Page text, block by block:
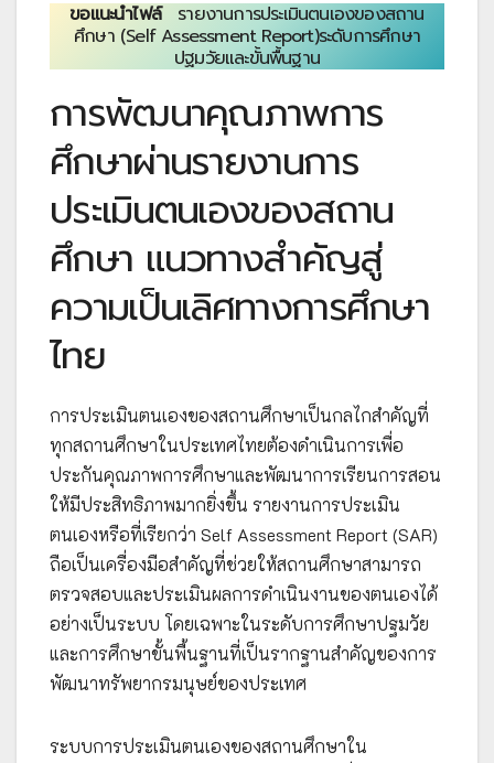
ขอแนะนำไฟล์
รายงานการประเมินตนเองของสถาน
ศึกษา (Self Assessment Report)ระดับการศึกษา
ปฐมวัยและขั้นพื้นฐาน
การพัฒนาคุณภาพการ
ศึกษาผ่านรายงานการ
ประเมินตนเองของสถาน
ศึกษา แนวทางสำคัญสู่
ความเป็นเลิศทางการศึกษา
ไทย
การประเมินตนเองของสถานศึกษาเป็นกลไกสำคัญที่
ทุกสถานศึกษาในประเทศไทยต้องดำเนินการเพื่อ
ประกันคุณภาพการศึกษาและพัฒนาการเรียนการสอน
ให้มีประสิทธิภาพมากยิ่งขึ้น รายงานการประเมิน
ตนเองหรือที่เรียกว่า Self Assessment Report (SAR)
ถือเป็นเครื่องมือสำคัญที่ช่วยให้สถานศึกษาสามารถ
ตรวจสอบและประเมินผลการดำเนินงานของตนเองได้
อย่างเป็นระบบ โดยเฉพาะในระดับการศึกษาปฐมวัย
และการศึกษาขั้นพื้นฐานที่เป็นรากฐานสำคัญของการ
พัฒนาทรัพยากรมนุษย์ของประเทศ
ระบบการประเมินตนเองของสถานศึกษาใน